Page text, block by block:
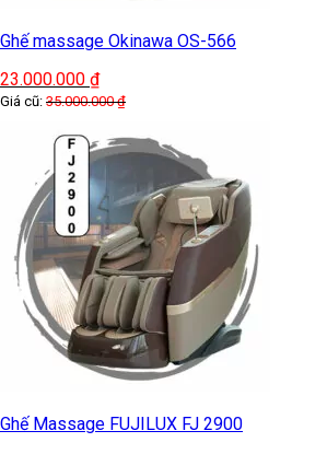
Ghế massage Okinawa OS-566
23.000.000 ₫
Giá cũ: 35.000.000₫
Ghế Massage FUJILUX FJ 2900